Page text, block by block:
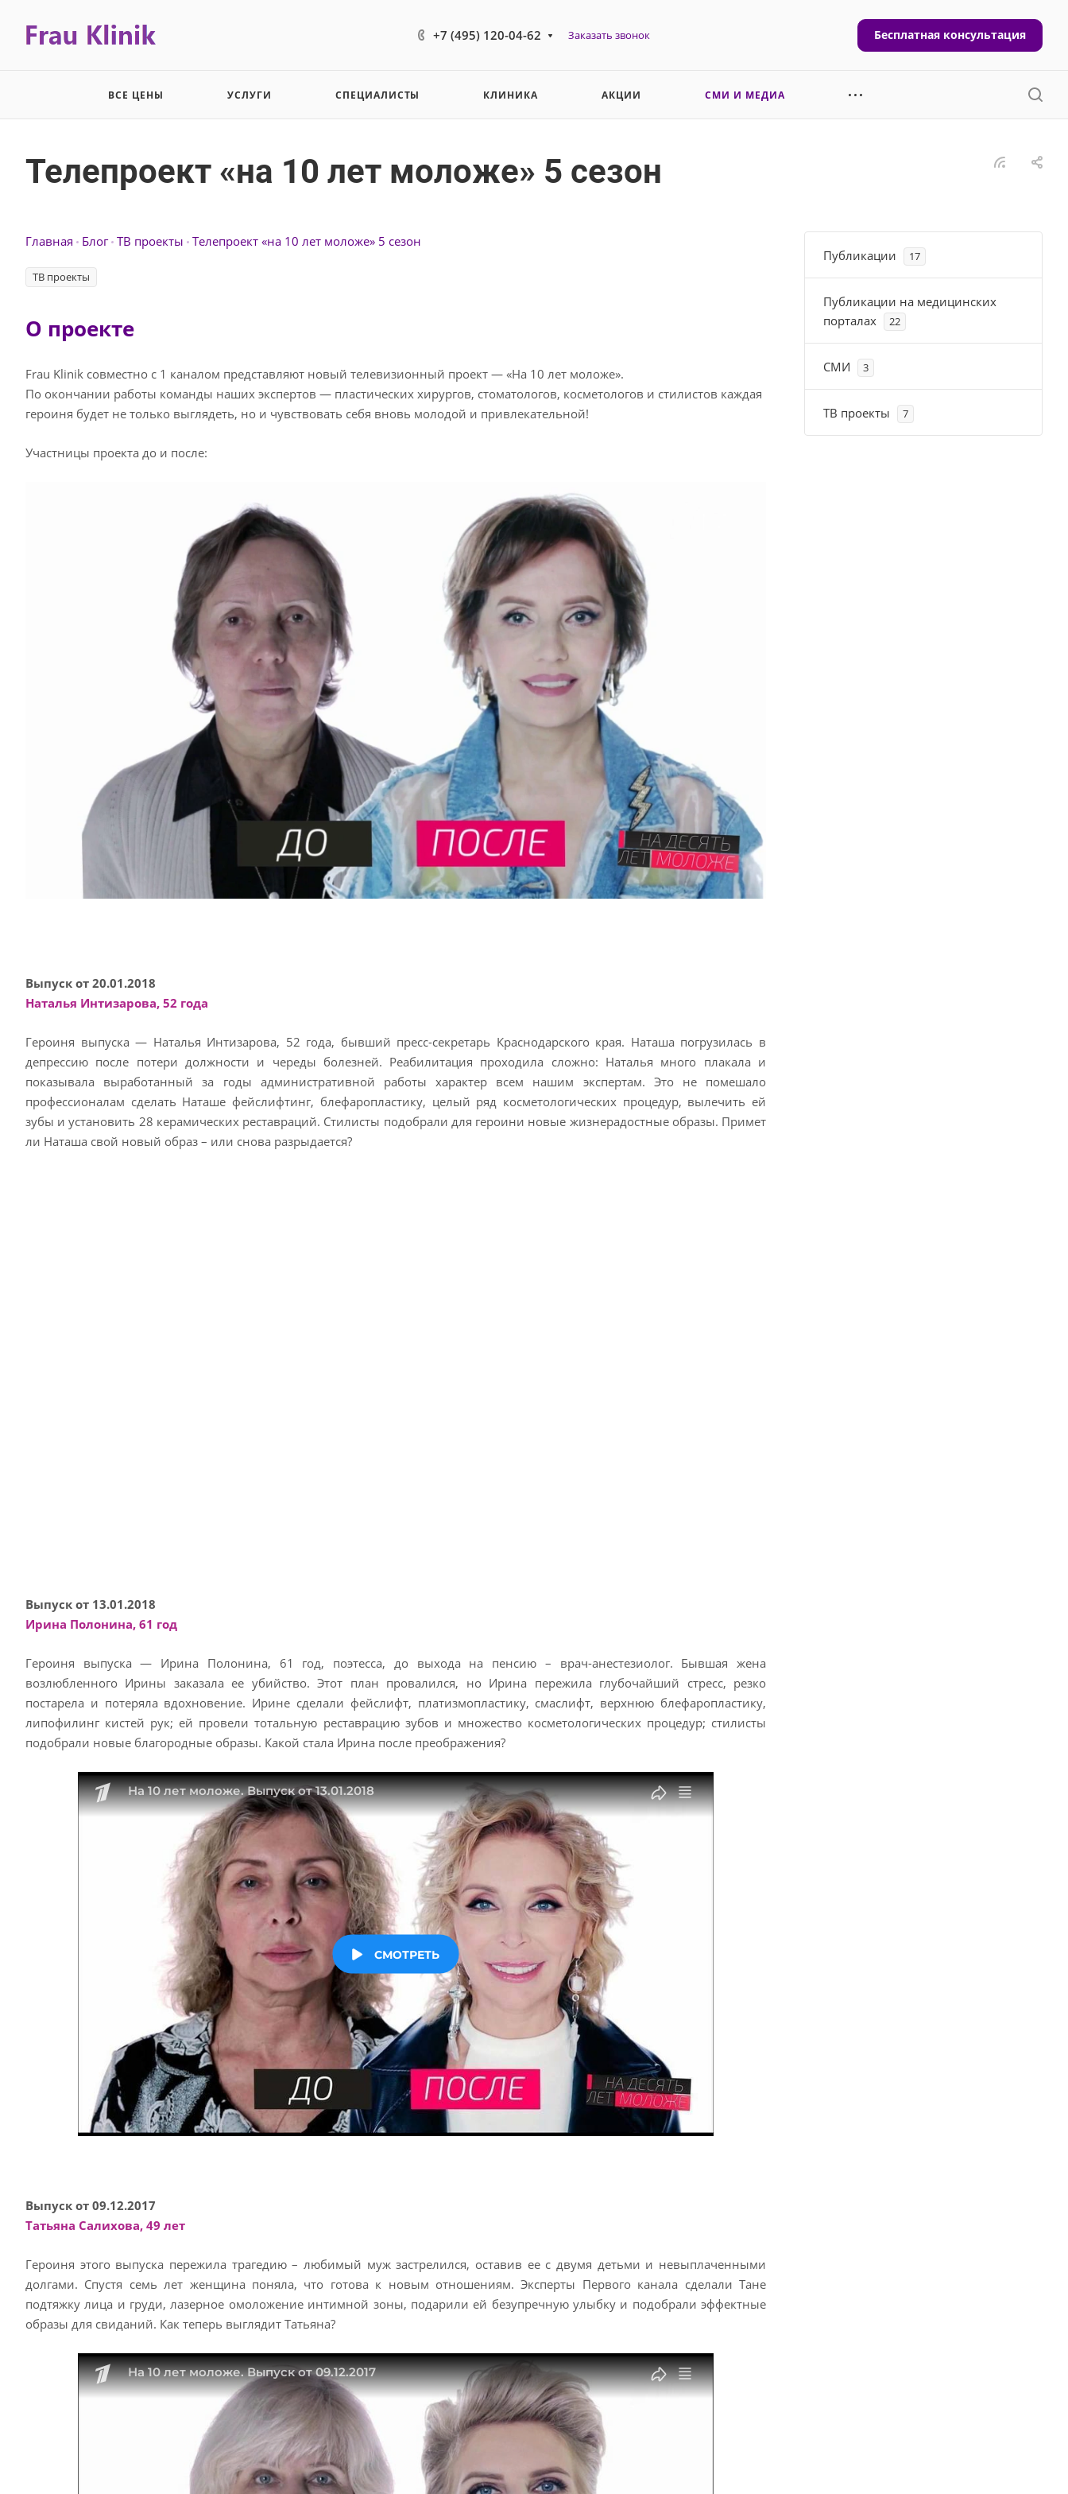
+7 (495) 120-04-62 Заказать звонок Бесплатная консультация
ВСЕ ЦЕНЫ УСЛУГИ СПЕЦИАЛИСТЫ КЛИНИКА АКЦИИ СМИ И МЕДИА
Телепроект «на 10 лет моложе» 5 сезон
Главная Блог ТВ проекты Телепроект «на 10 лет моложе» 5 сезон
ТВ проекты
О проекте
Frau Klinik совместно с 1 каналом представляют новый телевизионный проект — «На 10 лет моложе».
По окончании работы команды наших экспертов — пластических хирургов, стоматологов, косметологов и стилистов каждая
героиня будет не только выглядеть, но и чувствовать себя вновь молодой и привлекательной!
Участницы проекта до и после:
Выпуск от 20.01.2018
Наталья Интизарова, 52 года
Героиня выпуска — Наталья Интизарова, 52 года, бывший пресс-секретарь Краснодарского края. Наташа погрузилась в
депрессию после потери должности и череды болезней. Реабилитация проходила сложно: Наталья много плакала и
показывала выработанный за годы административной работы характер всем нашим экспертам. Это не помешало
профессионалам сделать Наташе фейслифтинг, блефаропластику, целый ряд косметологических процедур, вылечить ей
зубы и установить 28 керамических реставраций. Стилисты подобрали для героини новые жизнерадостные образы. Примет
ли Наташа свой новый образ – или снова разрыдается?
Выпуск от 13.01.2018
Ирина Полонина, 61 год
Героиня выпуска — Ирина Полонина, 61 год, поэтесса, до выхода на пенсию – врач-анестезиолог. Бывшая жена
возлюбленного Ирины заказала ее убийство. Этот план провалился, но Ирина пережила глубочайший стресс, резко
постарела и потеряла вдохновение. Ирине сделали фейслифт, платизмопластику, смаслифт, верхнюю блефаропластику,
липофилинг кистей рук; ей провели тотальную реставрацию зубов и множество косметологических процедур; стилисты
подобрали новые благородные образы. Какой стала Ирина после преображения?
Выпуск от 09.12.2017
Татьяна Салихова, 49 лет
Героиня этого выпуска пережила трагедию – любимый муж застрелился, оставив ее с двумя детьми и невыплаченными
долгами. Спустя семь лет женщина поняла, что готова к новым отношениям. Эксперты Первого канала сделали Тане
подтяжку лица и груди, лазерное омоложение интимной зоны, подарили ей безупречную улыбку и подобрали эффектные
образы для свиданий. Как теперь выглядит Татьяна?
Публикации 17
Публикации на медицинских
порталах
22
СМИ 3
ТВ проекты 7